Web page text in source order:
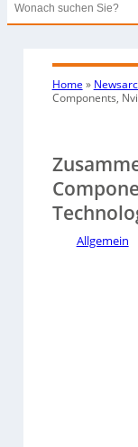
Search
Home »
Components,
Allgemein